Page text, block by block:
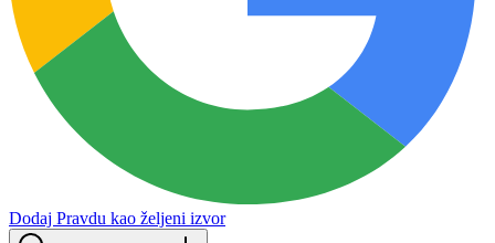
Dodaj Pravdu kao željeni izvor